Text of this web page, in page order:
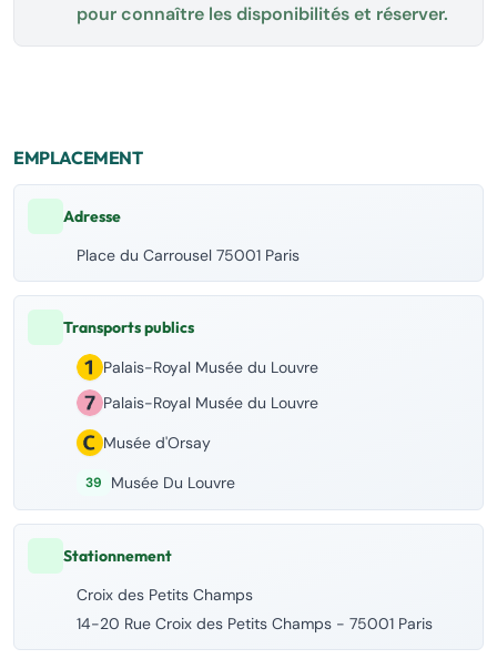
pour connaître les disponibilités et réserver.
EMPLACEMENT
Adresse
Place du Carrousel 75001 Paris
Transports publics
Palais-Royal Musée du Louvre
Palais-Royal Musée du Louvre
Musée d'Orsay
39 Musée Du Louvre
Stationnement
Croix des Petits Champs
14-20 Rue Croix des Petits Champs - 75001 Paris